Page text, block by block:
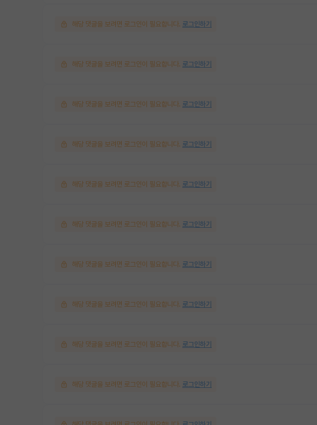
해당 댓글을 보려면 로그인이 필요합니다. 로그인하기
해당 댓글을 보려면 로그인이 필요합니다. 로그인하기
해당 댓글을 보려면 로그인이 필요합니다. 로그인하기
해당 댓글을 보려면 로그인이 필요합니다. 로그인하기
해당 댓글을 보려면 로그인이 필요합니다. 로그인하기
해당 댓글을 보려면 로그인이 필요합니다. 로그인하기
해당 댓글을 보려면 로그인이 필요합니다. 로그인하기
해당 댓글을 보려면 로그인이 필요합니다. 로그인하기
해당 댓글을 보려면 로그인이 필요합니다. 로그인하기
해당 댓글을 보려면 로그인이 필요합니다. 로그인하기